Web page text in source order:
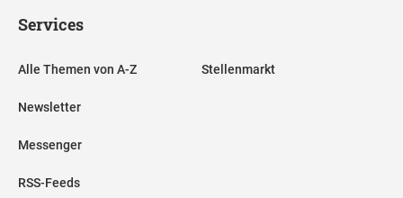
Services
Alle Themen von A-Z
Newsletter
Messenger
RSS-Feeds
Stellenmarkt